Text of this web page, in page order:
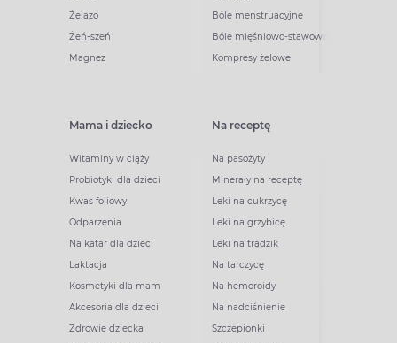
Żelazo
Żeń-szeń
Magnez
Bóle menstruacyjne
Bóle mięśniowo-stawowe
Kompresy żelowe
Mama i dziecko
Witaminy w ciąży
Probiotyki dla dzieci
Kwas foliowy
Odparzenia
Na katar dla dzieci
Laktacja
Kosmetyki dla mam
Akcesoria dla dzieci
Zdrowie dziecka
Na receptę
Na pasożyty
Minerały na receptę
Leki na cukrzycę
Leki na grzybicę
Leki na trądzik
Na tarczycę
Na hemoroidy
Na nadciśnienie
Szczepionki